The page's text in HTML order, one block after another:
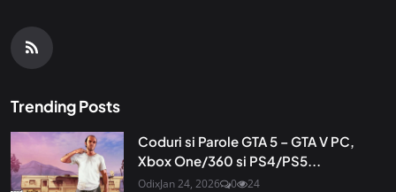
Trending Posts
Coduri si Parole GTA 5 – GTA V PC,
Xbox One/360 si PS4/PS5...
OdixJan 24, 2026 0 24